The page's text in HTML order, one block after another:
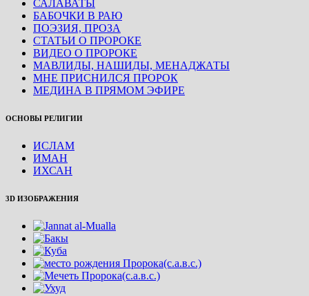
САЛАВАТЫ
БАБОЧКИ В РАЮ
ПОЭЗИЯ, ПРОЗА
СТАТЬИ О ПРОРОКЕ
ВИДЕО О ПРОРОКЕ
МАВЛИДЫ, НАШИДЫ, МЕНАДЖАТЫ
МНЕ ПРИСНИЛСЯ ПРОРОК
МЕДИНА В ПРЯМОМ ЭФИРЕ
ОСНОВЫ РЕЛИГИИ
ИСЛАМ
ИМАН
ИХСАН
3D ИЗОБРАЖЕНИЯ